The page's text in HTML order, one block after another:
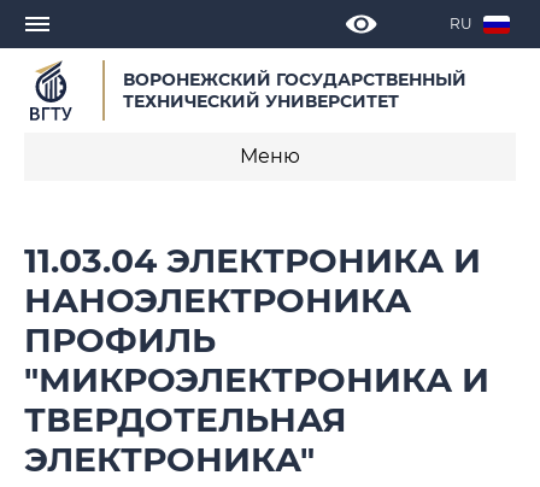
RU
ВОРОНЕЖСКИЙ ГОСУДАРСТВЕННЫЙ
ТЕХНИЧЕСКИЙ УНИВЕРСИТЕТ
Меню
Нормативное обеспечение
образовательной программы 2021
Нормативное обеспечение
образовательной программы 2023
11.03.04 ЭЛЕКТРОНИКА И
НАНОЭЛЕКТРОНИКА
ПРОФИЛЬ
"МИКРОЭЛЕКТРОНИКА И
ТВЕРДОТЕЛЬНАЯ
ЭЛЕКТРОНИКА"